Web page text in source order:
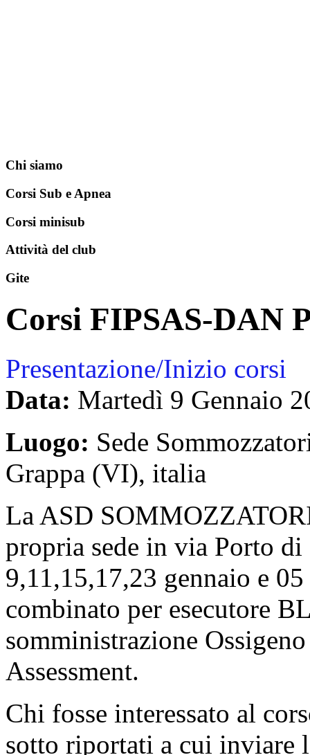
Chi siamo
Corsi Sub e Apnea
Corsi minisub
Attività del club
Gite
Corsi FIPSAS-DAN
Presentazione/Inizio corsi
Data: Martedì 9 Gennaio
Luogo: Sede
Grappa (VI), italia
La ASD
propria sede in via Porto
9,11,15,17,23 gennaio e
combinato per esecutore
somministrazione
Assessment.
Chi fosse interessato al
sotto riportati a cui inviare